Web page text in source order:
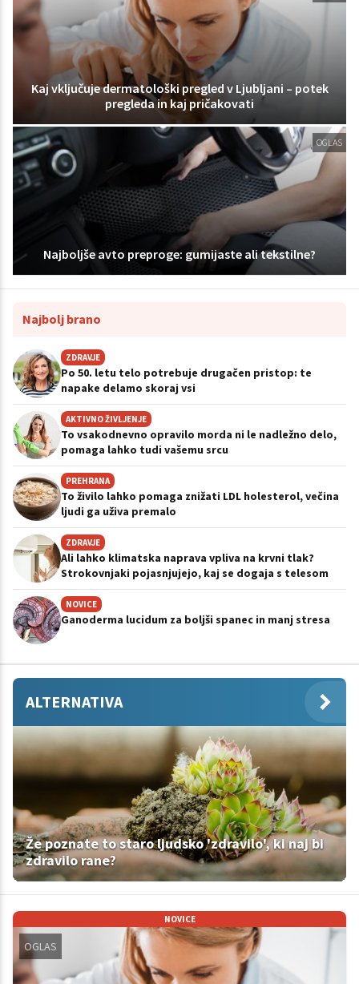
Kaj vključuje dermatološki pregled v Ljubljani – potek
pregleda in kaj pričakovati
OGLAS
Najboljše avto preproge: gumijaste ali tekstilne?
Najbolj brano
ZDRAVJE
Po 50. letu telo potrebuje drugačen pristop: te
napake delamo skoraj vsi
AKTIVNO ŽIVLJENJE
To vsakodnevno opravilo morda ni le nadležno delo,
pomaga lahko tudi vašemu srcu
PREHRANA
To živilo lahko pomaga znižati LDL holesterol, večina
ljudi ga uživa premalo
ZDRAVJE
Ali lahko klimatska naprava vpliva na krvni tlak?
Strokovnjaki pojasnjujejo, kaj se dogaja s telesom
NOVICE
Ganoderma lucidum za boljši spanec in manj stresa
ALTERNATIVA
Že poznate to staro ljudsko 'zdravilo', ki naj bi
zdravilo rane?
NOVICE
OGLAS